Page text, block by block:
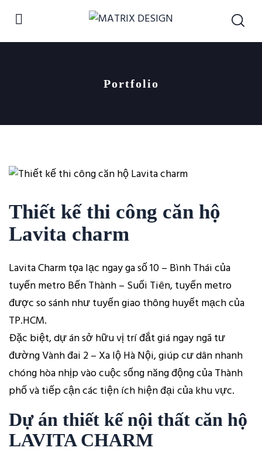
Portfolio
Thiết kế thi công căn hộ
Lavita charm
Lavita Charm tọa lạc ngay ga số 10 – Bình Thái của
tuyến metro Bến Thành – Suối Tiên, tuyến metro
được so sánh như tuyến giao thông huyết mạch của
TP.HCM.
Đặc biệt, dự án sở hữu vị trí đắt giá ngay ngã tư
đường Vành đai 2 – Xa lộ Hà Nội, giúp cư dân nhanh
chóng hòa nhịp vào cuộc sống năng động của Thành
phố và tiếp cận các tiện ích hiện đại của khu vực.
Dự án thiết kế nội thất căn hộ
LAVITA CHARM